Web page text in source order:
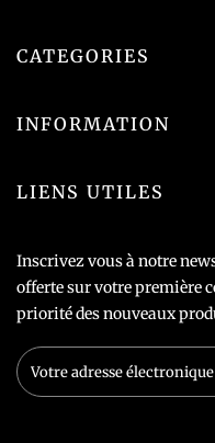
CATEGORIES
INFORMATION
LIENS UTILES
Inscrivez vous à notre
offerte sur votre première
priorité des nouveaux